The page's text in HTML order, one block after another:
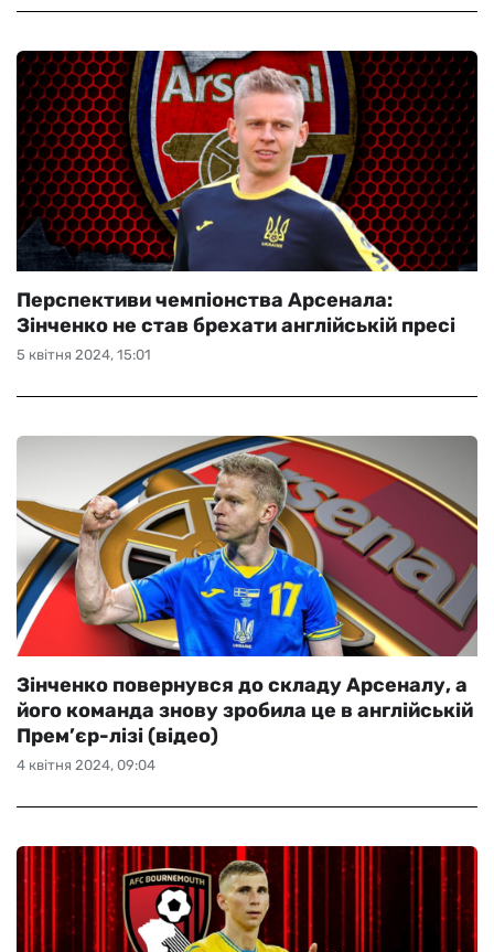
5 квітня 2024, 15:01
Перспективи чемпіонства Арсенала:
Зінченко не став брехати англійській пресі
4 квітня 2024, 09:04
Зінченко повернувся до складу Арсеналу, а
його команда знову зробила це в англійській
Прем’єр-лізі (відео)